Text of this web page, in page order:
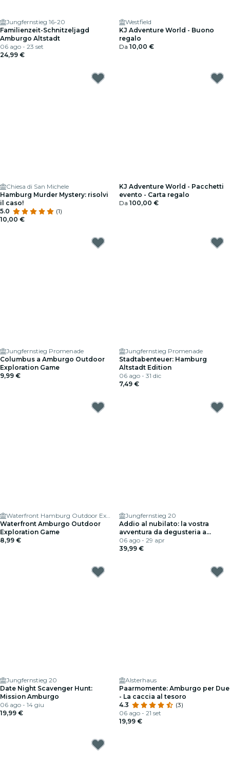
Jungfernstieg 16-20
Familienzeit-Schnitzeljagd
Amburgo Altstadt
06 ago - 23 set
24,99 €
Westfield
KJ Adventure World - Buono
regalo
Da 10,00 €
Chiesa di San Michele
Hamburg Murder Mystery: risolvi
il caso!
5.0
(1)
10,00 €
KJ Adventure World - Pacchetti
evento - Carta regalo
Da 100,00 €
Jungfernstieg Promenade
Columbus a Amburgo Outdoor
Exploration Game
9,99 €
Jungfernstieg Promenade
Stadtabenteuer: Hamburg
Altstadt Edition
06 ago - 31 dic
7,49 €
Waterfront Hamburg Outdoor Exploration Game
Waterfront Amburgo Outdoor
Exploration Game
8,99 €
Jungfernstieg 20
Addio al nubilato: la vostra
avventura da degusteria a
Amburgo
06 ago - 29 apr
39,99 €
Jungfernstieg 20
Date Night Scavenger Hunt:
Mission Amburgo
06 ago - 14 giu
19,99 €
Alsterhaus
Paarmomente: Amburgo per Due
- La caccia al tesoro
4.3
(3)
06 ago - 21 set
19,99 €